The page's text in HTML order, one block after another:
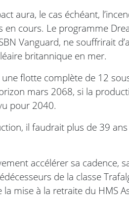
aura, le cas échéant,
en cours. Le programme
Vanguard, ne souffrirait
britannique en mer.
flotte complète de 12
mars 2068, si la
pour 2040.
il faudrait plus de 39
accélérer sa cadence,
de la classe
mise à la retraite du HMS